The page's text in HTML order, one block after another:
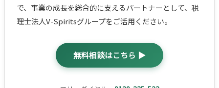
で、事業の成長を総合的に支えるパートナーとして、税
理士法人V-Spiritsグループをご活用ください。
無料相談はこちら ▶